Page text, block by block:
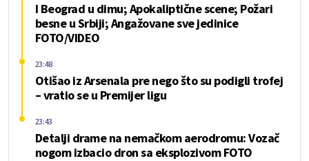
I Beograd u dimu; Apokaliptične scene; Požari
besne u Srbiji; Angažovane sve jedinice
FOTO/VIDEO
Otišao iz Arsenala pre nego što su podigli trofej
– vratio se u Premijer ligu
23:48
Detalji drame na nemačkom aerodromu: Vozač
nogom izbacio dron sa eksplozivom FOTO
23:43